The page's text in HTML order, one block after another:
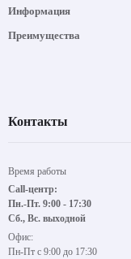
Информация
Преимущества
Контакты
Время работы
Call-центр:
Пн.-Пт. 9:00 - 17:30
Сб., Вс. выходной
Офис:
Пн-Пт с 9:00 до 17:30